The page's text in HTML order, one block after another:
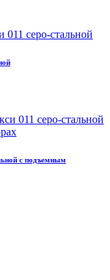
с подъемным